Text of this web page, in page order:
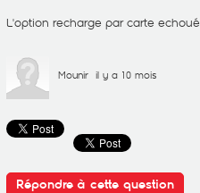
L'option recharge par carte echoué
Mounir il y a 10 mois
Répondre à cette question